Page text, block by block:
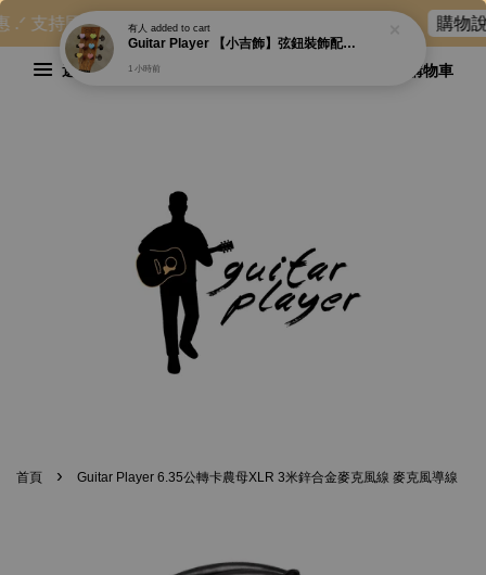
支持國外寄送：香港、澳門⋯等地。詳情可參閱 ▶ 購物說
選單 購物車
首頁 › Guitar Player 6.35公轉卡農母XLR 3米鋅合金麥克風線 麥克風導線
有人 added to cart
Guitar Player 【小吉飾】弦鈕裝飾配件 馬卡龍愛心系列 Guitar Tuning Peg Trinkets
1 小時前